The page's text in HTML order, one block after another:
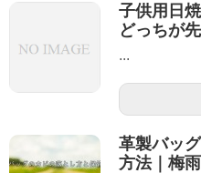
子供用日
どっちが
...
革製バッ
方法｜梅